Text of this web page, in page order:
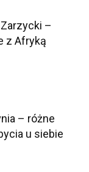
–
z Afryką
– różne
u siebie